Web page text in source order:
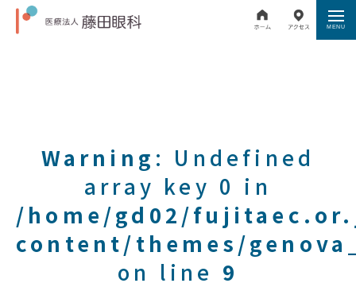
Warning : Undefined
array key 0 in
/home/gd02/
content/themes/
on line 9